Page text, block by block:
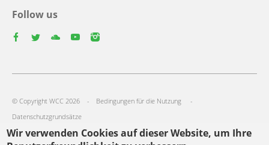
Wir verwenden Cookies auf dieser Website, um Ihre
Follow us
language
menu
© Copyright WCC 2026
Bedingungen für die Nutzung
Datenschutzgrundsätze